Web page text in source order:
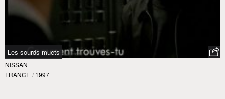
Les sourds-muets
NISSAN
FRANCE / 1997